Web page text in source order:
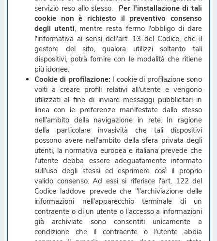
servizio reso allo stesso. Per l'installazione di tali
cookie non è richiesto il preventivo consenso
degli utenti, mentre resta fermo l'obbligo di dare
l'informativa ai sensi dell'art. 13 del Codice, che il
gestore del sito, qualora utilizzi soltanto tali
dispositivi, potrà fornire con le modalità che ritiene
più idonee.
Cookie di profilazione: I cookie di profilazione sono
volti a creare profili relativi all'utente e vengono
utilizzati al fine di inviare messaggi pubblicitari in
linea con le preferenze manifestate dallo stesso
nell'ambito della navigazione in rete. In ragione
della particolare invasività che tali dispositivi
possono avere nell'ambito della sfera privata degli
utenti, la normativa europea e italiana prevede che
l'utente debba essere adeguatamente informato
sull'uso degli stessi ed esprimere così il proprio
valido consenso. Ad essi si riferisce l'art. 122 del
Codice laddove prevede che "l'archiviazione delle
informazioni nell'apparecchio terminale di un
contraente o di un utente o l'accesso a informazioni
già archiviate sono consentiti unicamente a
condizione che il contraente o l'utente abbia